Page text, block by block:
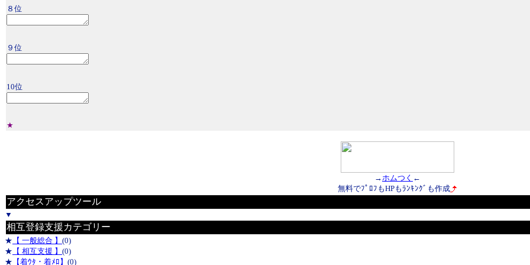
８位
９位
10位
★
→ホムつく ←
無料でﾌﾟﾛﾌもHPもﾗﾝｷﾝｸﾞも作成
アクセスアップツール
▼
相互登録支援カテゴリー
★ 【 一般総合 】 (0)
★ 【 相互支援 】 (0)
★ 【着ｳﾀ・着ﾒﾛ】 (0)